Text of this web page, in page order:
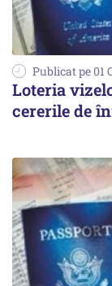
Publicat pe 01
Loteria
cererile de